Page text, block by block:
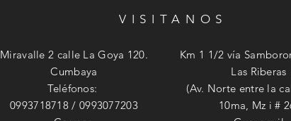
VISITANOS
Miravalle 2 calle La Goya 120.
Cumbaya
Teléfonos:
0993718718 / 0993077203
Km 1 1/2 vía
Las Riberas
(Av. Norte entre la
10ma, Mz i #